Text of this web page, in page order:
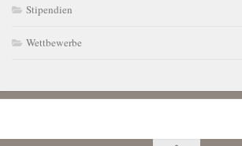
Stipendien
Wettbewerbe